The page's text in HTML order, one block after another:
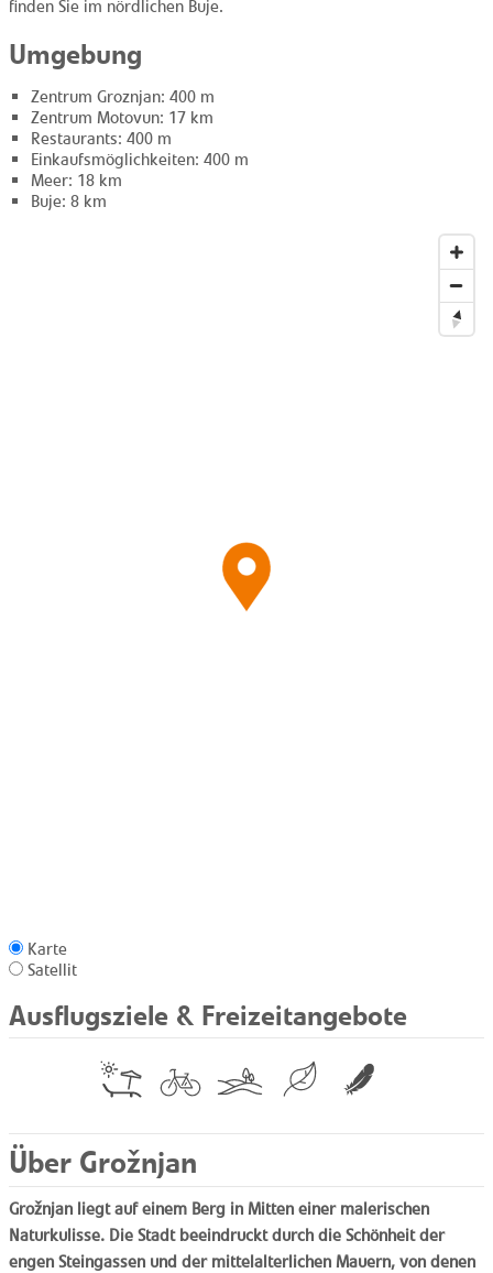
finden Sie im nördlichen Buje.
Umgebung
Zentrum Groznjan: 400 m
Zentrum Motovun: 17 km
Restaurants: 400 m
Einkaufsmöglichkeiten: 400 m
Meer: 18 km
Buje: 8 km
Karte
Satellit
Ausflugsziele & Freizeitangebote
Über Grožnjan
Grožnjan liegt auf einem Berg in Mitten einer malerischen
Naturkulisse. Die Stadt beeindruckt durch die Schönheit der
engen Steingassen und der mittelalterlichen Mauern, von denen